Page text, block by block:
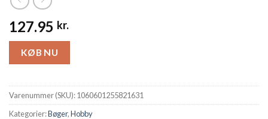
127.95 kr.
KØB NU
Varenummer (SKU):1060601255821631
Kategorier:Bøger,Hobby